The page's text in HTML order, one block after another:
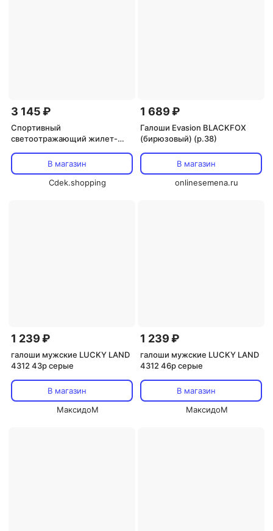
3 145 ₽
Спортивный
светоотражающий жилет-
В магазин
Cdek.shopping
1 689 ₽
Галоши Evasion BLACKFOX
(бирюзовый) (р.38)
В магазин
onlinesemena.ru
1 239 ₽
галоши мужские LUCKY LAND
4312 43р серые
В магазин
МаксидоМ
1 239 ₽
галоши мужские LUCKY LAND
4312 46р серые
В магазин
МаксидоМ